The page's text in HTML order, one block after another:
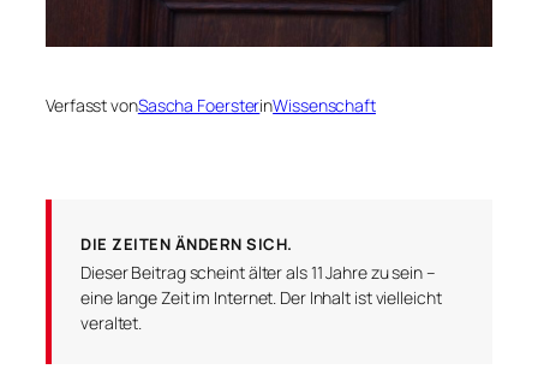
Verfasst vonSascha FoersterinWissenschaft
DIE ZEITEN ÄNDERN SICH.
Dieser Beitrag scheint älter als 11 Jahre zu sein –
eine lange Zeit im Internet. Der Inhalt ist vielleicht
veraltet.